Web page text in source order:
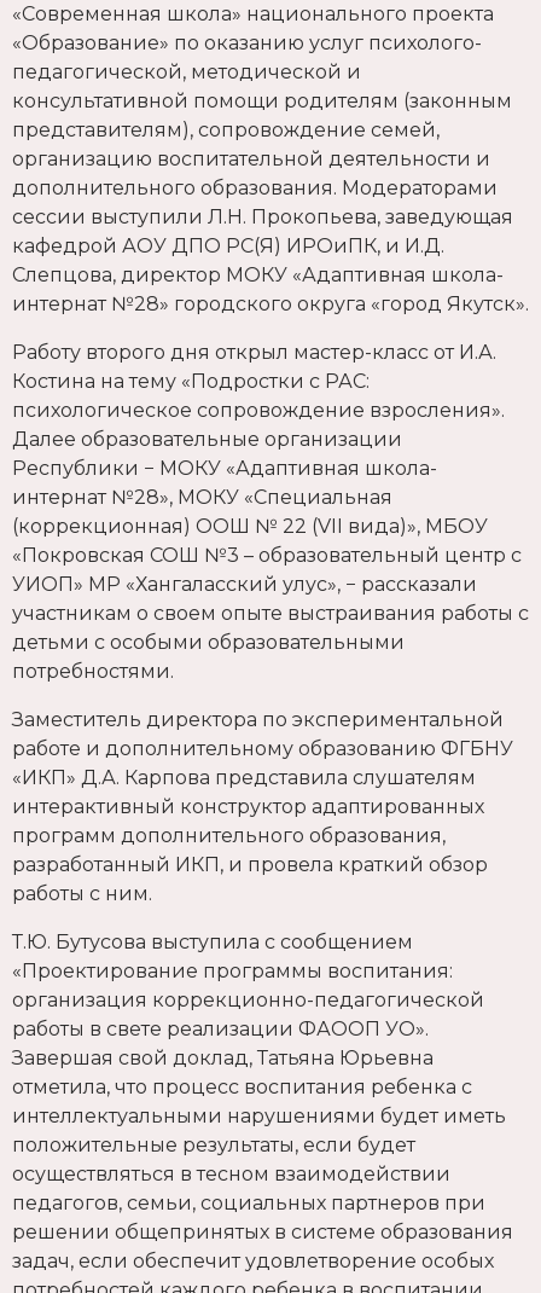
«Современная школа» национального проекта
«Образование» по оказанию услуг психолого-
педагогической, методической и
консультативной помощи родителям (законным
представителям), сопровождение семей,
организацию воспитательной деятельности и
дополнительного образования. Модераторами
сессии выступили Л.Н. Прокопьева, заведующая
кафедрой АОУ ДПО РС(Я) ИРОиПК, и И.Д.
Слепцова, директор МОКУ «Адаптивная школа-
интернат №28» городского округа «город Якутск».
Работу второго дня открыл мастер-класс от И.А.
Костина на тему «Подростки с РАС:
психологическое сопровождение взросления».
Далее образовательные организации
Республики − МОКУ «Адаптивная школа-
интернат №28», МОКУ «Специальная
(коррекционная) ООШ № 22 (VII вида)», МБОУ
«Покровская СОШ №3 – образовательный центр с
УИОП» МР «Хангаласский улус», − рассказали
участникам о своем опыте выстраивания работы с
детьми с особыми образовательными
потребностями.
Заместитель директора по экспериментальной
работе и дополнительному образованию ФГБНУ
«ИКП» Д.А. Карпова представила слушателям
интерактивный конструктор адаптированных
программ дополнительного образования,
разработанный ИКП, и провела краткий обзор
работы с ним.
Т.Ю. Бутусова выступила с сообщением
«Проектирование программы воспитания:
организация коррекционно-педагогической
работы в свете реализации ФАООП УО».
Завершая свой доклад, Татьяна Юрьевна
отметила, что процесс воспитания ребенка с
интеллектуальными нарушениями будет иметь
положительные результаты, если будет
осуществляться в тесном взаимодействии
педагогов, семьи, социальных партнеров при
решении общепринятых в системе образования
задач, если обеспечит удовлетворение особых